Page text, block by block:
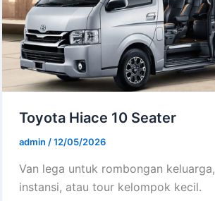
Toyota Hiace 10 Seater
admin /12/05/2026
Van lega untuk rombongan keluarga,
instansi, atau tour kelompok kecil.